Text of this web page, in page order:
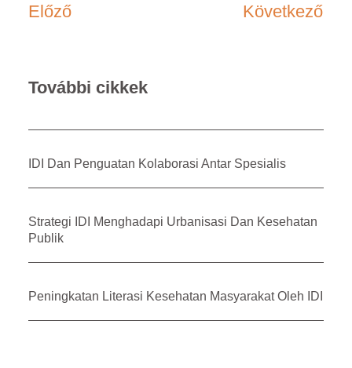
Előző Következő
További cikkek
IDI Dan Penguatan Kolaborasi Antar Spesialis
Strategi IDI Menghadapi Urbanisasi Dan Kesehatan
Publik
Peningkatan Literasi Kesehatan Masyarakat Oleh IDI